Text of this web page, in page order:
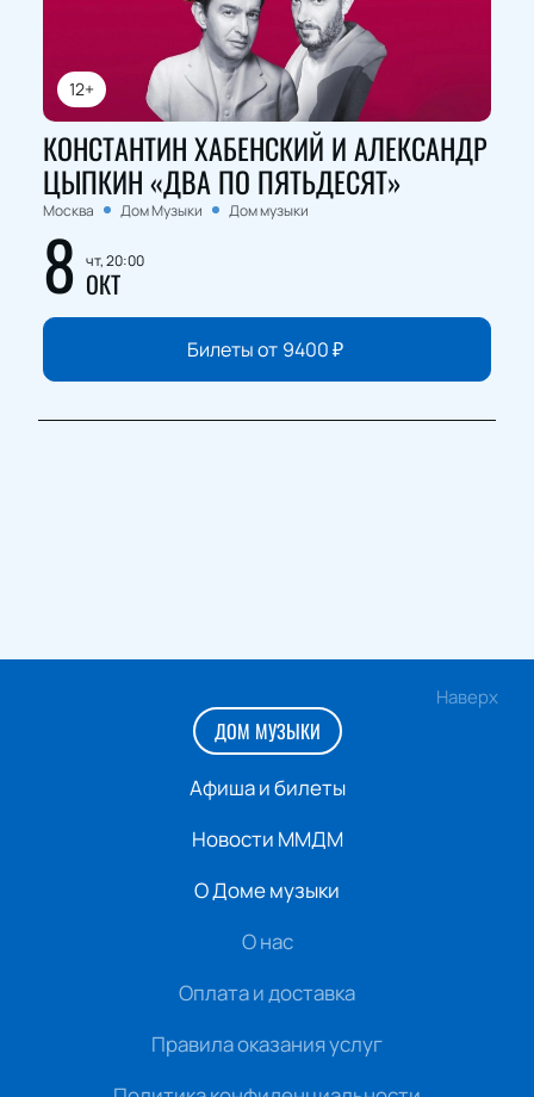
12+
КОНСТАНТИН ХАБЕНСКИЙ И АЛЕКСАНДР
ЦЫПКИН «ДВА ПО ПЯТЬДЕСЯТ»
Москва Дом Музыки Дом музыки
8 чт, 20:00
ОКТ
Билеты от 9400₽
Наверх
ДОМ МУЗЫКИ
Афиша и билеты
Новости ММДМ
О Доме музыки
О нас
Оплата и доставка
Правила оказания услуг